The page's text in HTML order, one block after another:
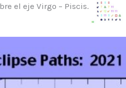
el eje Virgo – Piscis.